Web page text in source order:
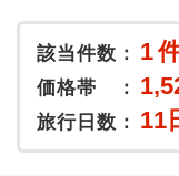
該当件数： 1
価格帯 ：
旅行日数： 11
せていただきます。
追加代金にて
当ツアーは日